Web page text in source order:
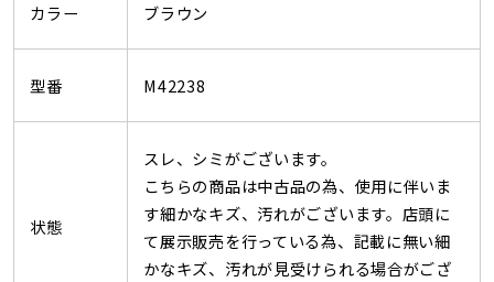
カラー ブラウン
型番 M42238
状態
スレ、シミがございます。
こちらの商品は中古品の為、使用に伴いま
す細かなキズ、汚れがございます。店頭に
て展示販売を行っている為、記載に無い細
かなキズ、汚れが見受けられる場合がござ